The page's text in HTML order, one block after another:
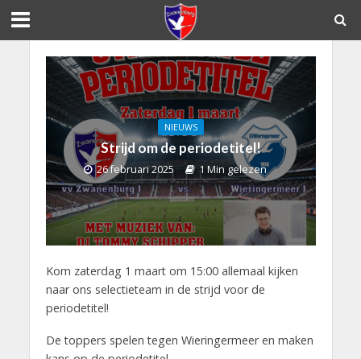
NIEUWS
Strijd om de periodetitel!
26 februari 2025 1 Min gelezen
Kom zaterdag 1 maart om 15:00 allemaal kijken
naar ons selectieteam in de strijd voor de
periodetitel!
De toppers spelen tegen Wieringermeer en maken